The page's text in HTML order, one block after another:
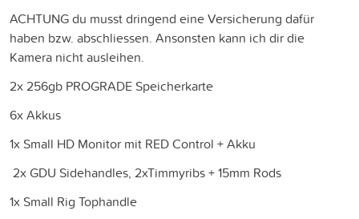
ACHTUNG du musst dringend eine Versicherung dafür
haben bzw. abschliessen. Ansonsten kann ich dir die
Kamera nicht ausleihen.
2x 256gb PROGRADE Speicherkarte
6x Akkus
1x Small HD Monitor mit RED Control + Akku
2x GDU Sidehandles, 2xTimmyribs + 15mm Rods
1x Small Rig Tophandle